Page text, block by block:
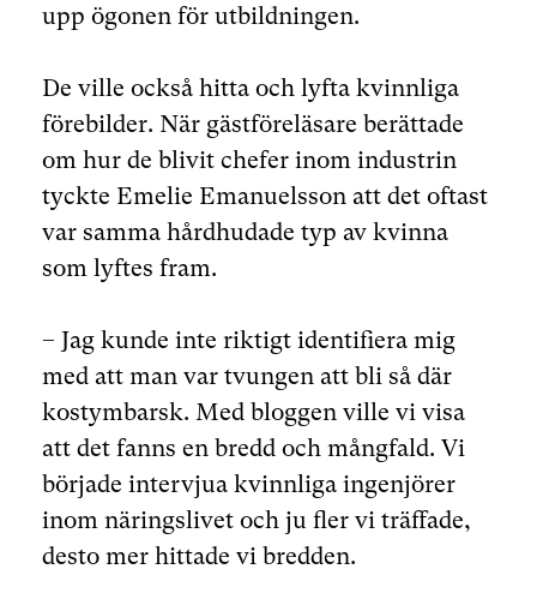
upp ögonen för utbildningen.
De ville också hitta och lyfta kvinnliga
förebilder. När gästföreläsare berättade
om hur de blivit chefer inom industrin
tyckte Emelie Emanuelsson att det oftast
var samma hårdhudade typ av kvinna
som lyftes fram.
– Jag kunde inte riktigt identifiera mig
med att man var tvungen att bli så där
kostymbarsk. Med bloggen ville vi visa
att det fanns en bredd och mångfald. Vi
började intervjua kvinnliga ingenjörer
inom näringslivet och ju fler vi träffade,
desto mer hittade vi bredden.